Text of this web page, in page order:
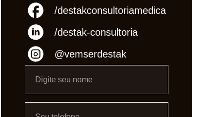
/destakconsultoriamedica
/destak-consultoria
@vemserdestak